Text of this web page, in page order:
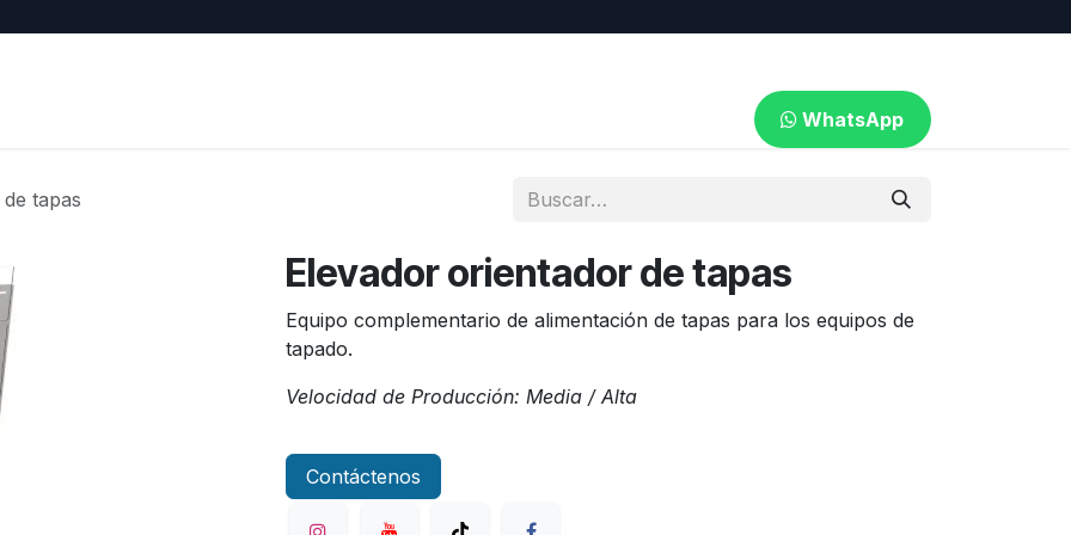
WhatsApp​​​​
tapas
Elevador orientador de tapas
Equipo complementario de alimentación de tapas para los equipos de
tapado.
Velocidad de Producción: Media / Alta​
Contáctenos